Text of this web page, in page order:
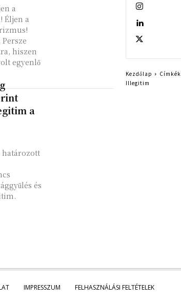
a
Éljen a
hiszen
egyenlő
a
határozott
és
Kezdőlap
Címkék
Illegitim
IMPRESSZUM FELHASZNÁLÁSI FELTÉTELEK